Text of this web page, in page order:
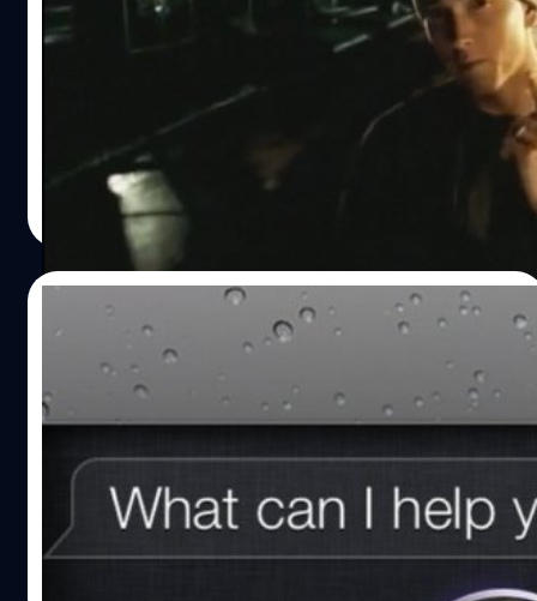
ฟ้องร้องโดยขอให้ Tesla เอาแผงโซลาร์เซลล์ออกจากร้านค้า
ทั้งหมด ซึ่งมากกว่า 240 แห่ง และชำระค่าเสียหายที่เกิดขึ้น
ด้วย ข่าวฟ้องร้องจากคดีนี้ทำเอาราคาหุ้นของ Tesla ตกลงมา
ทันที เพราะเดือนที่แล้วผลประกอบการไตรมาส 2 ของ Tesla
ขาดทุนถึง 408 ล้านเหรียญ แค่นี้ยังไม่พอก่อนหน้านี้เกิดเหตุ
ไฟไหม้ในรถยนต์ Tesla…
Spotify คือแอปบริการสตรีมเพลงดิจิทัล พอดแคสต์ และ
วิดีโอ จากศิลปินทั่วทุกมุมโลก ซึ่งเริ่มต้นจะให้ทดลองใช้งาน
ได้ฟรีแล้วค่อยให้ผู้ใช้อัปเกรดเป็นสมาชิกแบบเหมาจ่ายราย
เดือน หรือตามเงื่อนไขในโปรโมชัน ค่ายเพลงหรือศิลปินที่เป็น
ผู้ถือลิขสิทธิ์เพลง จะได้รับค่าตอบแทนเฉลี่ยต่อการเล่น
ระหว่าง $ .006 ถึง $ .0084 (ข้อมูลจาก wikipedia.org) ล่าสุด
แหล่งข่าว BBC รายงานว่า Eminem แรปเปอร์ของสหรัฐ ที่มี
ฉายาว่า King of Hip Hop อ้างว่าบริการสตีมเพลงไม่ได้ทำ
ตามลิขสิทธิ์อย่างถูกต้อง และกล่าวว่า Enimem ไม่เคยได้เงิน
อย่างถูกต้องจากการสตรีมเพลงบน Spotify นับพันล้านครั้ง
ซึ่งไม่ปฏิบัติตามกฎหมาย 2018 Music Modernization Act
ของสหรัฐ เพื่อให้จ่ายเงินแก่นักแต่งเพลงเมื่อมีการสตรีมเพลง
นั้น ดังนั้น Eight Mile Style (เจ้าของลิขสิทธิ์และควบคุมการ
แต่งเพลง) ได้เป็นโจทก์ยื่นฟ้องเรียกค่าความเสียหายสูงสุดถึง
30 ล้านปอนด์ (1,119 ล้านบาท) จากการถูกละเมิดลิขสิทธิ์
เพลงถึง 243 เพลง ซึ่งขณะนี้ Spotify ยังไม่ได้แสดงความ
เคลื่อนไหวใดๆ…
ศิลา วงศ์เจริญ| 2540 days ago
Read More
คนไทยชนะคดีละเมิดสิทธิบัตร “SIRI” Apple
จ่ายเต็ม 25 ล้านดอลล่าร์
ทาง Apple ได้มีการละเมิดสิทธิบัตรที่เป็นที่มาของ Siri ซึ่งผู้ที่
ฟ้องคือบริษัท Dynamic Advances ได้ทำการฟ้องทาง Apple
ในข้อหาละเมิดสิทธิบัตรตัวนี้ ที่สำคัญ 1 ในเจ้าของสิทธิบัตรนี้
เป็น 1 ในอาจารย์มหาวิทยาลัยของไทยด้วย !!
Totsapon Kritsadangphorn| 3738 days ago